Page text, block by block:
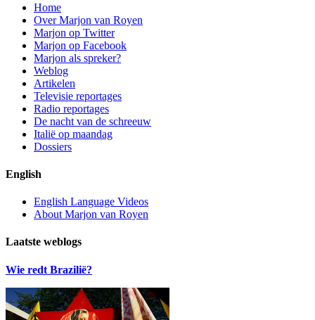
Home
Over Marjon van Royen
Marjon op Twitter
Marjon op Facebook
Marjon als spreker?
Weblog
Artikelen
Televisie reportages
Radio reportages
De nacht van de schreeuw
Italië op maandag
Dossiers
English
English Language Videos
About Marjon van Royen
Laatste weblogs
Wie redt Brazilië?